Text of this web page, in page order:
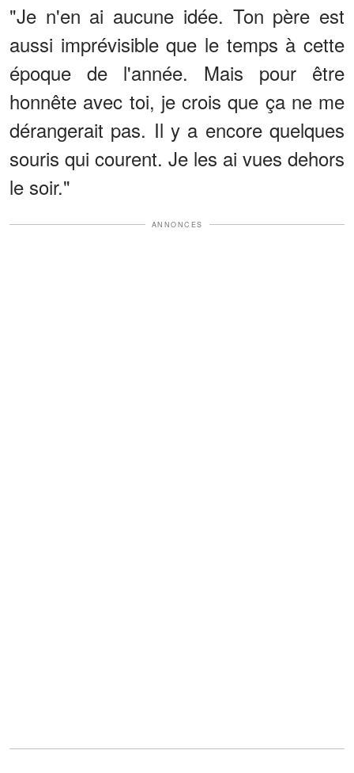
"Je n'en ai aucune idée. Ton père est
aussi imprévisible que le temps à cette
époque de l'année. Mais pour être
honnête avec toi, je crois que ça ne me
dérangerait pas. Il y a encore quelques
souris qui courent. Je les ai vues dehors
le soir."
ANNONCES